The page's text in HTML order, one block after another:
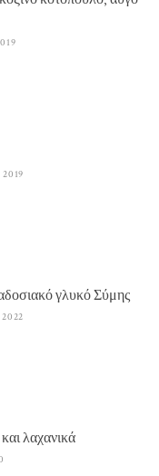
γλυκό Σύμης
λαχανικά